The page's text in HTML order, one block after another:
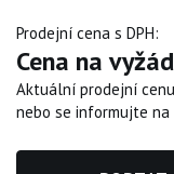
Prodejní cena s DPH:
Cena na
Aktuální prodejní
nebo se informujte